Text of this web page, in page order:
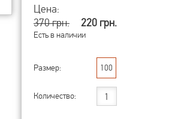
Цена:
370 грн.
220 грн.
Есть в наличии
Размер: 100
Количество: